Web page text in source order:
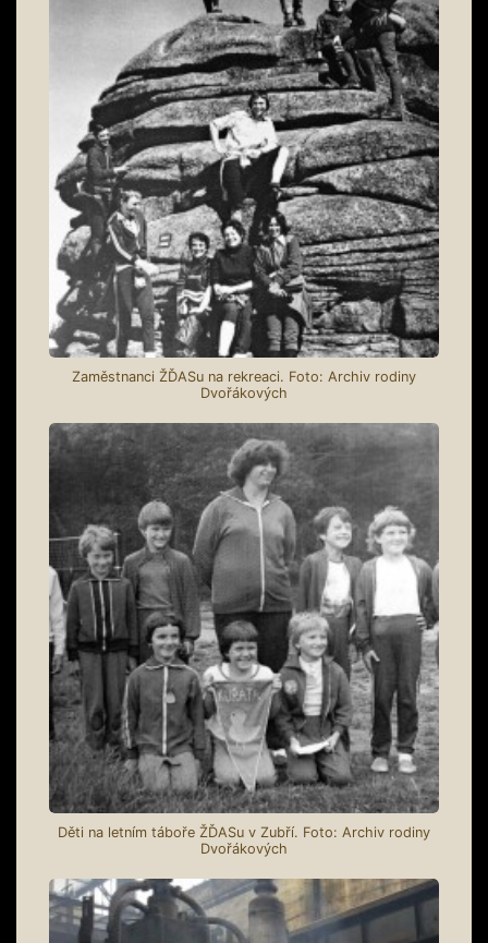
Zaměstnanci ŽĎASu na rekreaci. Foto: Archiv rodiny
Dvořákových
Děti na letním táboře ŽĎASu v Zubří. Foto: Archiv rodiny
Dvořákových